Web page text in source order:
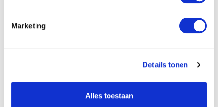
Marketing
Details tonen
Alles toestaan
Heather Kaufman
Ontdek het levensveranderende verhaal van Jezus door